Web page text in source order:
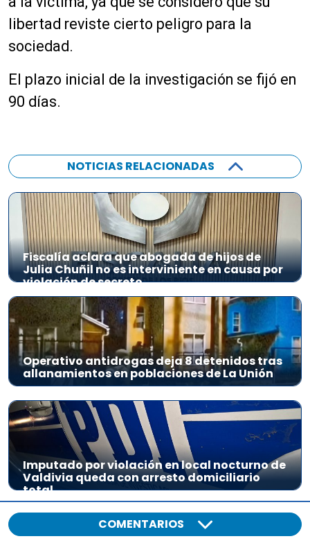
libertad reviste cierto peligro para la
sociedad.
El plazo inicial de la investigación se fijó en
90 días.
NOTICIAS RELACIONADAS
Fiscalía aclara que abogada de hijos de
Julia Chuñil no es interviniente en causa por
violación de secreto
Operativo antidrogas deja 8 detenidos tras
allanamientos en poblaciones de La Unión
Imputado por violación en local nocturno de
Valdivia queda con arresto domiciliario
total
COMENTARIOS